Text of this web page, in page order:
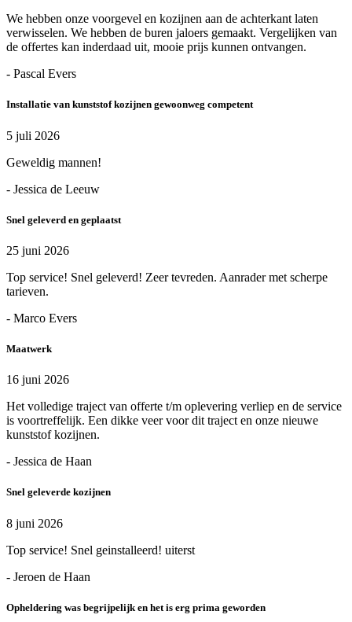
We hebben onze voorgevel en kozijnen aan de achterkant laten
verwisselen. We hebben de buren jaloers gemaakt. Vergelijken van
de offertes kan inderdaad uit, mooie prijs kunnen ontvangen.
- Pascal Evers
Installatie van kunststof kozijnen gewoonweg competent
5 juli 2026
Geweldig mannen!
- Jessica de Leeuw
Snel geleverd en geplaatst
25 juni 2026
Top service! Snel geleverd! Zeer tevreden. Aanrader met scherpe
tarieven.
- Marco Evers
Maatwerk
16 juni 2026
Het volledige traject van offerte t/m oplevering verliep en de service
is voortreffelijk. Een dikke veer voor dit traject en onze nieuwe
kunststof kozijnen.
- Jessica de Haan
Snel geleverde kozijnen
8 juni 2026
Top service! Snel geinstalleerd! uiterst
- Jeroen de Haan
Opheldering was begrijpelijk en het is erg prima geworden